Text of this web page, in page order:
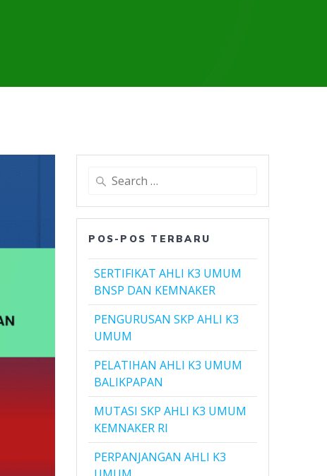
Search
POS-POS TERBARU
SERTIFIKAT AHLI K3 UMUM
BNSP DAN KEMNAKER
PENGURUSAN SKP AHLI K3
UMUM
PELATIHAN AHLI K3 UMUM
BALIKPAPAN
MUTASI SKP AHLI K3 UMUM
KEMNAKER RI
PERPANJANGAN AHLI K3